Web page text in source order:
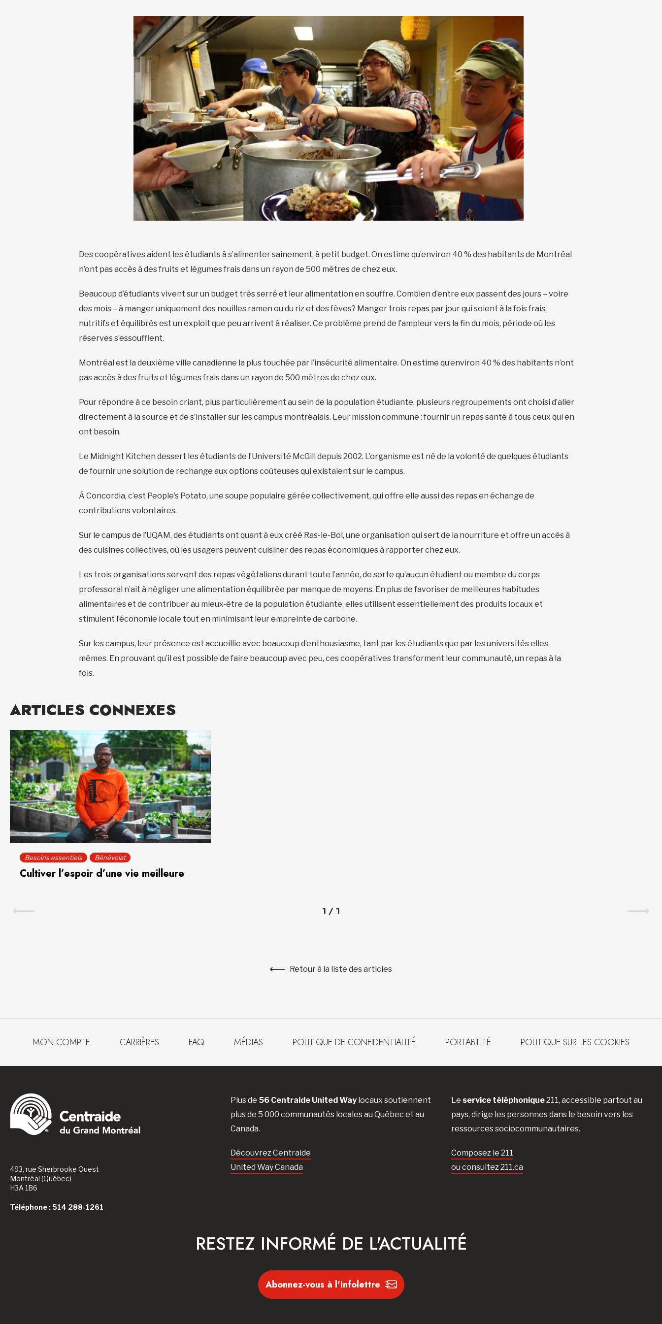
Des coopératives aident les étudiants à s’alimenter sainement, à petit budget. On estime qu’environ 40 % des habitants de Montréal
n’ont pas accès à des fruits et légumes frais dans un rayon de 500 mètres de chez eux.
Beaucoup d’étudiants vivent sur un budget très serré et leur alimentation en souffre. Combien d’entre eux passent des jours – voire
des mois – à manger uniquement des nouilles ramen ou du riz et des fèves? Manger trois repas par jour qui soient à la fois frais,
nutritifs et équilibrés est un exploit que peu arrivent à réaliser. Ce problème prend de l’ampleur vers la fin du mois, période où les
réserves s’essoufflent.
Montréal est la deuxième ville canadienne la plus touchée par l’insécurité alimentaire. On estime qu’environ 40 % des habitants n’ont
pas accès à des fruits et légumes frais dans un rayon de 500 mètres de chez eux.
Pour répondre à ce besoin criant, plus particulièrement au sein de la population étudiante, plusieurs regroupements ont choisi d’aller
directement à la source et de s’installer sur les campus montréalais. Leur mission commune : fournir un repas santé à tous ceux qui en
ont besoin.
Le Midnight Kitchen dessert les étudiants de l’Université McGill depuis 2002. L’organisme est né de la volonté de quelques étudiants
de fournir une solution de rechange aux options coûteuses qui existaient sur le campus.
À Concordia, c’est People’s Potato, une soupe populaire gérée collectivement, qui offre elle aussi des repas en échange de
contributions volontaires.
Sur le campus de l’UQAM, des étudiants ont quant à eux créé Ras-le-Bol, une organisation qui sert de la nourriture et offre un accès à
des cuisines collectives, où les usagers peuvent cuisiner des repas économiques à rapporter chez eux.
Les trois organisations servent des repas végétaliens durant toute l’année, de sorte qu’aucun étudiant ou membre du corps
professoral n’ait à négliger une alimentation équilibrée par manque de moyens. En plus de favoriser de meilleures habitudes
alimentaires et de contribuer au mieux-être de la population étudiante, elles utilisent essentiellement des produits locaux et
stimulent l’économie locale tout en minimisant leur empreinte de carbone.
Sur les campus, leur présence est accueillie avec beaucoup d’enthousiasme, tant par les étudiants que par les universités elles-
mêmes. En prouvant qu’il est possible de faire beaucoup avec peu, ces coopératives transforment leur communauté, un repas à la
fois.
ARTICLES CONNEXES
Besoins essentiels Bénévolat
Cultiver l’espoir d’une vie meilleure
1 / 1
Retour à la liste des articles
MON COMPTE CARRIÈRES FAQ MÉDIAS POLITIQUE DE CONFIDENTIALITÉ PORTABILITÉ POLITIQUE SUR LES COOKIES
493, rue Sherbrooke Ouest
Montréal (Québec)
H3A 1B6
Téléphone : 514 288-1261
Plus de 56 Centraide United Waylocaux soutiennent
plus de 5 000 communautés locales au Québec et au
Canada.
Découvrez Centraide
United Way Canada
Le service téléphonique211, accessible partout au
pays, dirige les personnes dans le besoin vers les
ressources sociocommunautaires.
Composez le 211
ou consultez 211.ca
RESTEZ INFORMÉ DE L'ACTUALITÉ
Abonnez-vous à l'infolettre